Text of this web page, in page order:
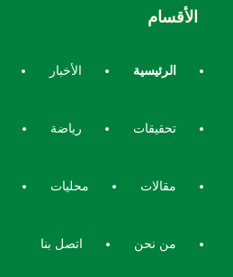
الأقسام
الرئيسية الأخبار
تحقيقات رياضة
مقالات محليات
من نحن اتصل بنا